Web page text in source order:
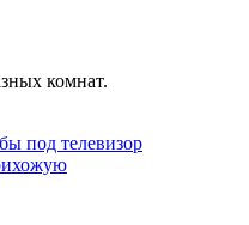
комнат.
под телевизор